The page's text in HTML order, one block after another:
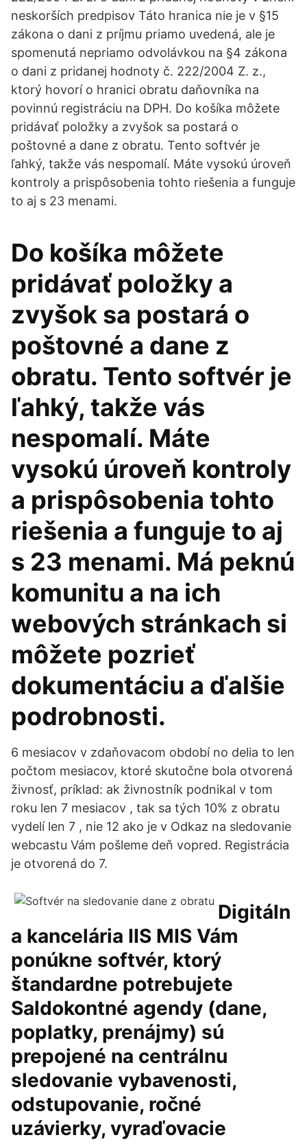
neskorších predpisov Táto hranica nie je v §15
zákona o dani z príjmu priamo uvedená, ale je
spomenutá nepriamo odvolávkou na §4 zákona
o dani z pridanej hodnoty č. 222/2004 Z. z.,
ktorý hovorí o hranici obratu daňovníka na
povinnú registráciu na DPH. Do košíka môžete
pridávať položky a zvyšok sa postará o
poštovné a dane z obratu. Tento softvér je
ľahký, takže vás nespomalí. Máte vysokú úroveň
kontroly a prispôsobenia tohto riešenia a funguje
to aj s 23 menami.
Do košíka môžete
pridávať položky a
zvyšok sa postará o
poštovné a dane z
obratu. Tento softvér je
ľahký, takže vás
nespomalí. Máte
vysokú úroveň kontroly
a prispôsobenia tohto
riešenia a funguje to aj
s 23 menami. Má peknú
komunitu a na ich
webových stránkach si
môžete pozrieť
dokumentáciu a ďalšie
podrobnosti.
6 mesiacov v zdaňovacom období no delia to len
počtom mesiacov, ktoré skutočne bola otvorená
živnosť, príklad: ak živnostník podnikal v tom
roku len 7 mesiacov , tak sa tých 10% z obratu
vydelí len 7 , nie 12 ako je v Odkaz na sledovanie
webcastu Vám pošleme deň vopred. Registrácia
je otvorená do 7.
Digitáln
a kancelária IIS MIS Vám
ponúkne softvér, ktorý
štandardne potrebujete
Saldokontné agendy (dane,
poplatky, prenájmy) sú
prepojené na centrálnu
sledovanie vybavenosti,
odstupovanie, ročné
uzávierky, vyraďovacie